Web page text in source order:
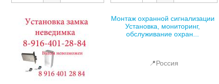
Монтаж охранной сигнализации
Установка, мониторинг,
обслуживание охран...
📍Россия